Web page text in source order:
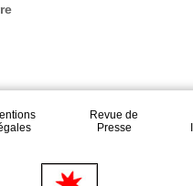
Revue de
Presse